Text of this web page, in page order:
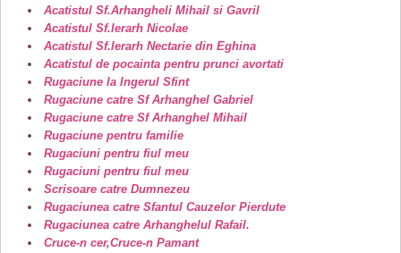
Acatistul Sf.Arhangheli Mihail si Gavril
Acatistul Sf.Ierarh Nicolae
Acatistul Sf.Ierarh Nectarie din Eghina
Acatistul de pocainta pentru prunci avortati
Rugaciune la Ingerul Sfint
Rugaciune catre Sf Arhanghel Gabriel
Rugaciune catre Sf Arhanghel Mihail
Rugaciune pentru familie
Rugaciuni pentru fiul meu
Rugaciuni pentru fiul meu
Scrisoare catre Dumnezeu
Rugaciunea catre Sfantul Cauzelor Pierdute
Rugaciunea catre Arhanghelul Rafail.
Cruce-n cer,Cruce-n Pamant